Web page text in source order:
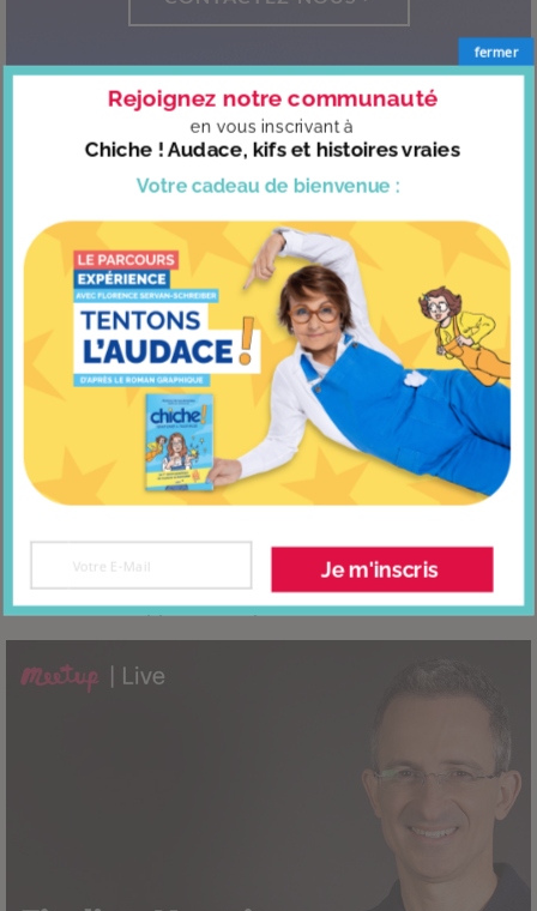
DÉCOUVRIR NOS AUTRES
OUTILS
5 applications pour bien dormir !
Votre cadeau de bienvenue :
Rejoignez notre communauté
en vous inscrivant à
Chiche ! Audace, kifs et histoires vraies
Je m'inscris
fermer